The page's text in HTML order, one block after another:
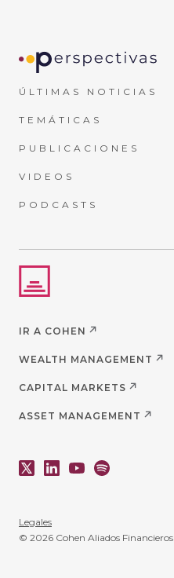
ÚLTIMAS NOTICIAS
TEMÁTICAS
PUBLICACIONES
VIDEOS
PODCASTS
IR A COHEN
WEALTH MANAGEMENT
CAPITAL MARKETS
ASSET MANAGEMENT
Legales
© 2026 Cohen Aliados Financieros